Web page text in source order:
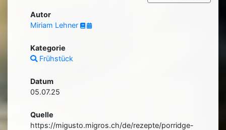
Autor
Miriam Lehner
Kategorie
Frühstück
Datum
05.07.25
Quelle
https://migusto.migros.ch/de/rezepte/porridge-